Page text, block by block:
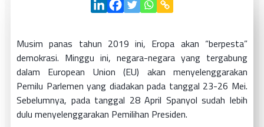
Musim panas tahun 2019 ini, Eropa akan “berpesta”
demokrasi. Minggu ini, negara-negara yang tergabung
dalam European Union (EU) akan menyelenggarakan
Pemilu Parlemen yang diadakan pada tanggal 23-26 Mei.
Sebelumnya, pada tanggal 28 April Spanyol sudah lebih
dulu menyelenggarakan Pemilihan Presiden.